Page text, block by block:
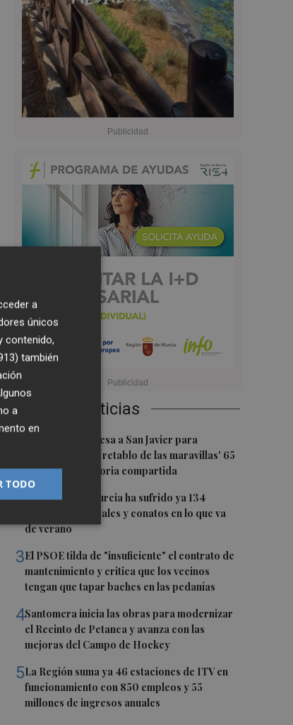
Últimas Noticias
Els Joglars regresa a San Javier para
celebrar con 'El retablo de las maravillas' 65
años de una historia compartida
2La Región de Murcia ha sufrido ya 134
incendios forestales y conatos en lo que va
de verano
3El PSOE tilda de "insuficiente" el contrato de
mantenimiento y critica que los vecinos
tengan que tapar baches en las pedanías
4Santomera inicia las obras para modernizar
el Recinto de Petanca y avanza con las
mejoras del Campo de Hockey
5La Región suma ya 46 estaciones de ITV en
funcionamiento con 850 empleos y 55
millones de ingresos anuales
a
únicos
contenido,
también
a
en
TODO